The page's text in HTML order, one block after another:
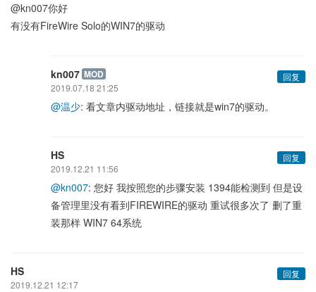
@kn007你好
有没有FireWire Solo的WIN7的驱动
kn007 MOD
回复
2019.07.18 21:25
@温少: 看文章内驱动地址，链接就是win7的驱动。
HS
回复
2019.12.21 11:56
@kn007: 您好 我按照您的步骤安装 1394能检测到 但是设
备管理里没有看到FIREWIRE的驱动 重试很多次了 删了重
装那样 WIN7 64系统
HS
回复
2019.12.21 12:17